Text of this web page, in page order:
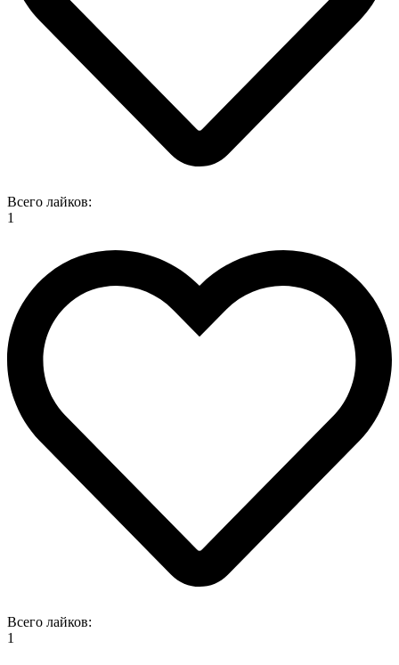
Всего лайков:
1
Всего лайков:
1